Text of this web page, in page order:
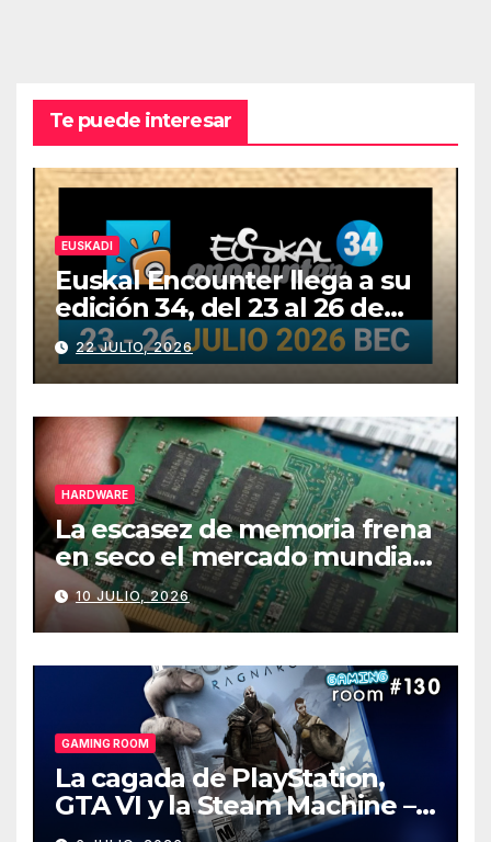
Te puede interesar
EUSKADI
Euskal Encounter llega a su
edición 34, del 23 al 26 de
julio
22 JULIO, 2026
HARDWARE
La escasez de memoria frena
en seco el mercado mundial
de PCs
10 JULIO, 2026
GAMING ROOM
La cagada de PlayStation,
GTA VI y la Steam Machine –
Gaming Room #130